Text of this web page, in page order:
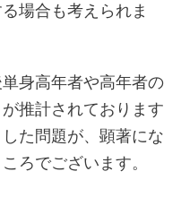
場合も考えられま
身高年者や高年者の
推計されております
た問題が、顕著にな
ろでございます。